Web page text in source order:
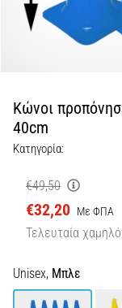
Γόνατο
Αντιμετώπιση
και
Πρόληψη
γόνατο
του
δρομέα
(runner's
γνωστό
και
Κώνοι
40cm
Κατηγορία:
€49,50
€32,20 Με ΦΠΑ
Τελευταία
Unisex, Μπλε